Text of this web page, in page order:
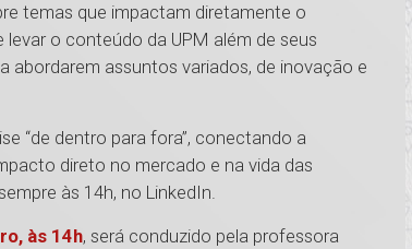
temas que impactam diretamente o
o conteúdo da UPM além de seus
abordarem assuntos variados, de inovação e
“de dentro para fora”, conectando a
direto no mercado e na vida das
às 14h, no LinkedIn.
às 14h, será conduzido pela professora